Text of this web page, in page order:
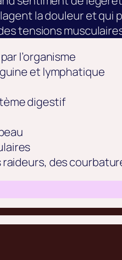
la douleur et
tensions
l’organisme
et lymphatique
digestif
des